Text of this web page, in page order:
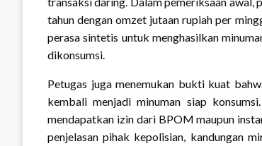
tahun dengan omzet jutaan rupiah per
perasa sintetis untuk menghasilkan
dikonsumsi.
Petugas juga menemukan bukti kuat
kembali menjadi minuman siap
mendapatkan izin dari BPOM maupun
penjelasan pihak kepolisian, kandungan